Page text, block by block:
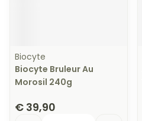
Biocyte
Biocyte Bruleur Au
Morosil 240g
€ 39,90